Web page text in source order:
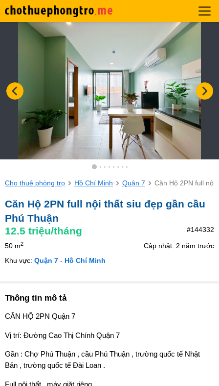
Cho thuê phòng trọ Hồ Chí Minh Quận 7 Căn Hộ 2PN full nội
Căn Hộ 2PN full nội thất siu đẹp gần cầu
Phú Thuận
12.5 triệu/tháng #144332
50 m2
Cập nhật: 2 năm trước
Khu vực: Quận 7 - Hồ Chí Minh
Thông tin mô tả
CĂN HỘ 2PN Quận 7
Vị trí: Đường Cao Thị Chính Quận 7
Gần : Chợ Phú Thuận , cầu Phú Thuận , trường quốc tế Nhật
Bản , trường quốc tế Đài Loan .
Full nội thất , máy giặt riêng